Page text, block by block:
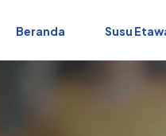
Beranda Susu